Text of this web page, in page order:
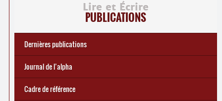
Lire et Écrire
PUBLICATIONS
Dernières publications
Réforme des allocations de chômage : premiers bilans
d’une exclusion annoncée
🎬 L’alpha populaire : c’est quoi ?
Statistiques 2025 sur les apprenant
Journal de l’alpha 241 (2
écrire demain
... Tous les articles
Journal de l’alpha
Cadre de référence